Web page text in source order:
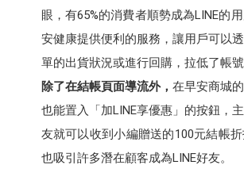
眼，有65%的消費者順勢成為LINE的
安健康提供便利的服務，讓用戶可以
單的出貨狀況或進行回購，拉低了帳號
除了在結帳頁面導流外， 在早安商城
也能置入「加LINE享優惠」的按鈕，
友就可以收到小編贈送的100元結帳
也吸引許多潛在顧客成為LINE好友。